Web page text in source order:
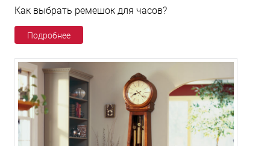
Как выбрать ремешок для часов?
Подробнее